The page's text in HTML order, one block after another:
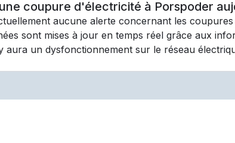
coupure d'électricité à Porspoder
aucune alerte concernant les
sont mises à jour en temps réel grâce aux
aura un dysfonctionnement sur le réseau